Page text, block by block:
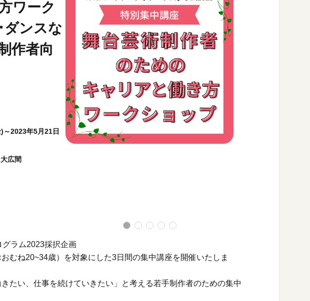
サイトポリシー&プライバシーポリシー
オフィシャルSNS
ワーク
ダンスな
作者向
～2023年5月21日
広間
ラム2023採択企画
むね20~34歳）を対象にした3日間の集中講座を開催いたしま
たい、仕事を続けていきたい」と考える若手制作者のための集中